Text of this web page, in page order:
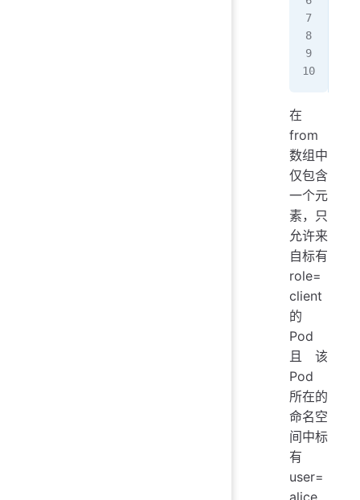
在
from
数组中
仅包含
一个元
素，只
允许来
自标有
role=
client
的
Pod
且该
Pod
所在的
命名空
间中标
有
user=